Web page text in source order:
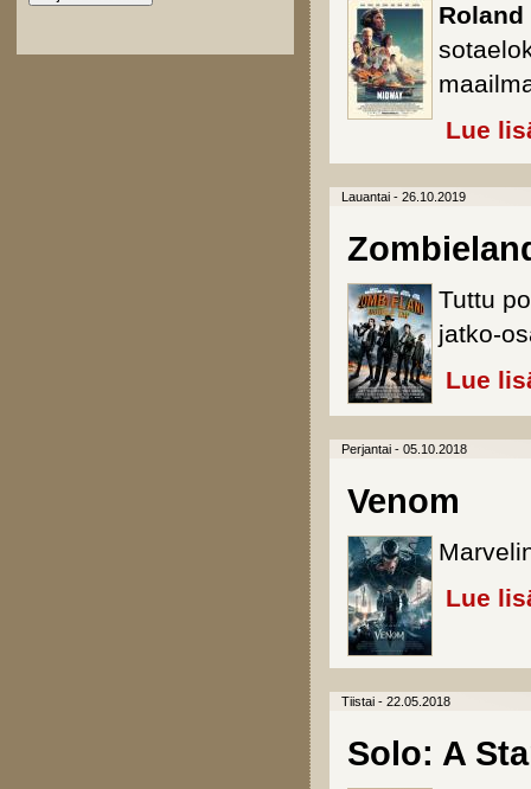
Lue
Lauantai - 26.10.2019
Tuttu
jatko-
Lue
Perjantai - 05.10.2018
Venom
Lue
Tiistai - 22.05.2018
Solo: A